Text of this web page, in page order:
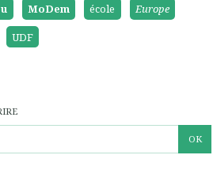
MoDem école
Europe
UDF